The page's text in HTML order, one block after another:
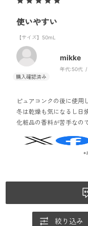
使いやすい
【サイズ】50mL
mikke
年代:50代
ピュアコンクの後に使用
冬は乾燥も気になるし日
化粧品の香料が苦手なの
※
絞り込み